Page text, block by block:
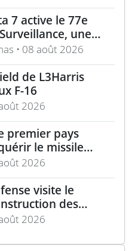
7 active le 77e
une
suivi de cibles
• 08 août 2026
de L3Harris
F-16
2026
premier pays
le missile
2026
visite le
des
2026